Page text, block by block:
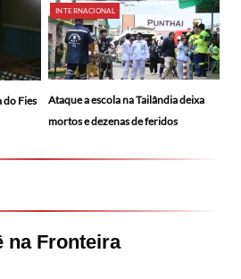
do Fies
INTERNACIONAL
Ataque a escola na Tailândia deixa
mortos e dezenas de feridos
na Fronteira